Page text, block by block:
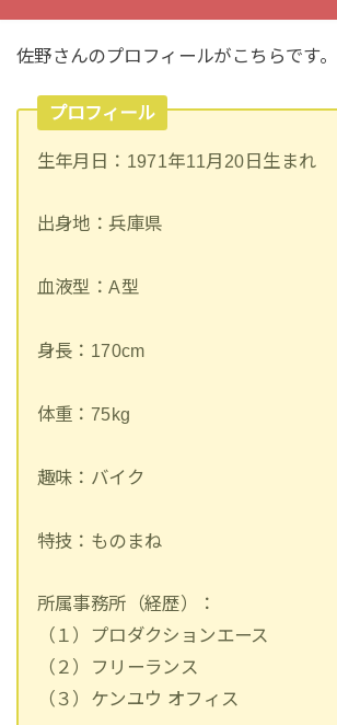
佐野さんのプロフィールがこちらです。
プロフィール
生年月日：1971年11月20日生まれ
出身地：兵庫県
血液型：A型
身長：170cm
体重：75kg
趣味：バイク
特技：ものまね
所属事務所（経歴）：
（１）プロダクションエース
（２）フリーランス
（３）ケンユウ オフィス